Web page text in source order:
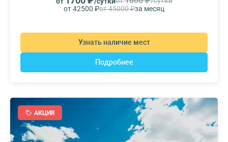
от 42500 ₽от 45000 ₽за месяц
Узнать наличие мест
Подробнее
АКЦИЯ